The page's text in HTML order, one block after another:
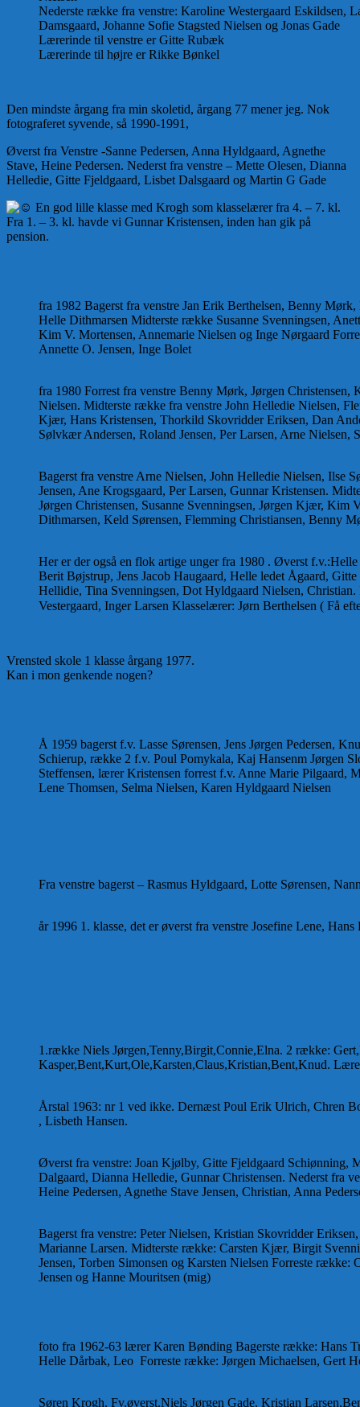
Nederste række fra venstre: Karoline Westergaard Eskildsen,
Damsgaard, Johanne Sofie Stagsted Nielsen og Jonas Gade
Lærerinde til venstre er Gitte Rubæk
Lærerinde til højre er Rikke Bønkel
Den mindste årgang fra min skoletid, årgang 77 mener jeg. Nok
fotograferet syvende, så 1990-1991,
Øverst fra Venstre -Sanne Pedersen, Anna Hyldgaard, Agnethe
Stave, Heine Pedersen. Nederst fra venstre – Mette Olesen, Dianna
Helledie, Gitte Fjeldgaard, Lisbet Dalsgaard og Martin G Gade
En god lille klasse med Krogh som klasselærer fra 4. – 7. kl.
Fra 1. – 3. kl. havde vi Gunnar Kristensen, inden han gik på
pension.
fra 1982 Bagerst fra venstre Jan Erik Berthelsen, Benny
Helle Dithmarsen Midterste række Susanne Svenningsen,
Kim V. Mortensen, Annemarie Nielsen og Inge Nørgaard
Annette O. Jensen, Inge Bolet
fra 1980 Forrest fra venstre Benny Mørk, Jørgen
Nielsen. Midterste række fra venstre John Helledie Nielsen,
Kjær, Hans Kristensen, Thorkild Skovridder Eriksen, Dan
Sølvkær Andersen, Roland Jensen, Per Larsen, Arne Nielsen,
Bagerst fra venstre Arne Nielsen, John Helledie Nielsen, Ilse
Jensen, Ane Krogsgaard, Per Larsen, Gunnar Kristensen.
Jørgen Christensen, Susanne Svenningsen, Jørgen Kjær, Kim
Dithmarsen, Keld Sørensen, Flemming Christiansen, Benny
Her er der også en flok artige unger fra 1980 . Øverst
Berit Bøjstrup, Jens Jacob Haugaard, Helle ledet Ågaard,
Hellidie, Tina Svenningsen, Dot Hyldgaard Nielsen,
Vestergaard, Inger Larsen Klasselærer: Jørn Berthelsen ( Få
Vrensted skole 1 klasse årgang 1977.
Kan i mon genkende nogen?
Å 1959 bagerst f.v. Lasse Sørensen, Jens Jørgen Pedersen,
Schierup, række 2 f.v. Poul Pomykala, Kaj Hansenm Jørgen
Steffensen, lærer Kristensen forrest f.v. Anne Marie Pilgaard,
Lene Thomsen, Selma Nielsen, Karen Hyldgaard Nielsen
Fra venstre bagerst – Rasmus Hyldgaard, Lotte Sørensen,
år 1996 1. klasse, det er øverst fra venstre Josefine Lene,
1.række Niels Jørgen,Tenny,Birgit,Connie,Elna. 2 række:
Kasper,Bent,Kurt,Ole,Karsten,Claus,Kristian,Bent,Knud.
Årstal 1963: nr 1 ved ikke. Dernæst Poul Erik Ulrich, Chren
, Lisbeth Hansen.
Øverst fra venstre: Joan Kjølby, Gitte Fjeldgaard Schiønning,
Dalgaard, Dianna Helledie, Gunnar Christensen. Nederst fra
Heine Pedersen, Agnethe Stave Jensen, Christian, Anna
Bagerst fra venstre: Peter Nielsen, Kristian Skovridder
Marianne Larsen. Midterste række: Carsten Kjær, Birgit
Jensen, Torben Simonsen og Karsten Nielsen Forreste række:
Jensen og Hanne Mouritsen (mig)
foto fra 1962-63 lærer Karen Bønding Bagerste række: Hans
Helle Dårbak, Leo Forreste række: Jørgen Michaelsen, Gert
Søren Krogh. Fv.øverst.Niels Jørgen Gade. Kristian